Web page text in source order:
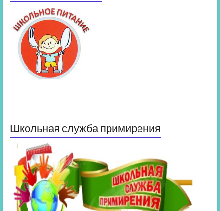
Школьная служба примирения